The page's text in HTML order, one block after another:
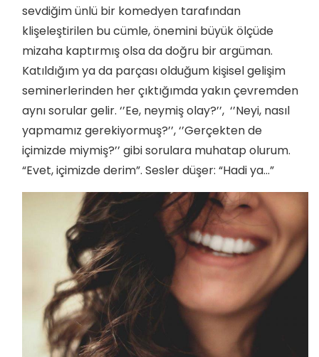
sevdiğim ünlü bir komedyen tarafından
klişeleştirilen bu cümle, önemini büyük ölçüde
mizaha kaptırmış olsa da doğru bir argüman.
Katıldığım ya da parçası olduğum kişisel gelişim
seminerlerinden her çıktığımda yakın çevremden
aynı sorular gelir. ‘’Ee, neymiş olay?’’, ‘’Neyi, nasıl
yapmamız gerekiyormuş?’’, ‘’Gerçekten de
içimizde miymiş?’’ gibi sorulara muhatap olurum.
“Evet, içimizde derim”. Sesler düşer: “Hadi ya…”